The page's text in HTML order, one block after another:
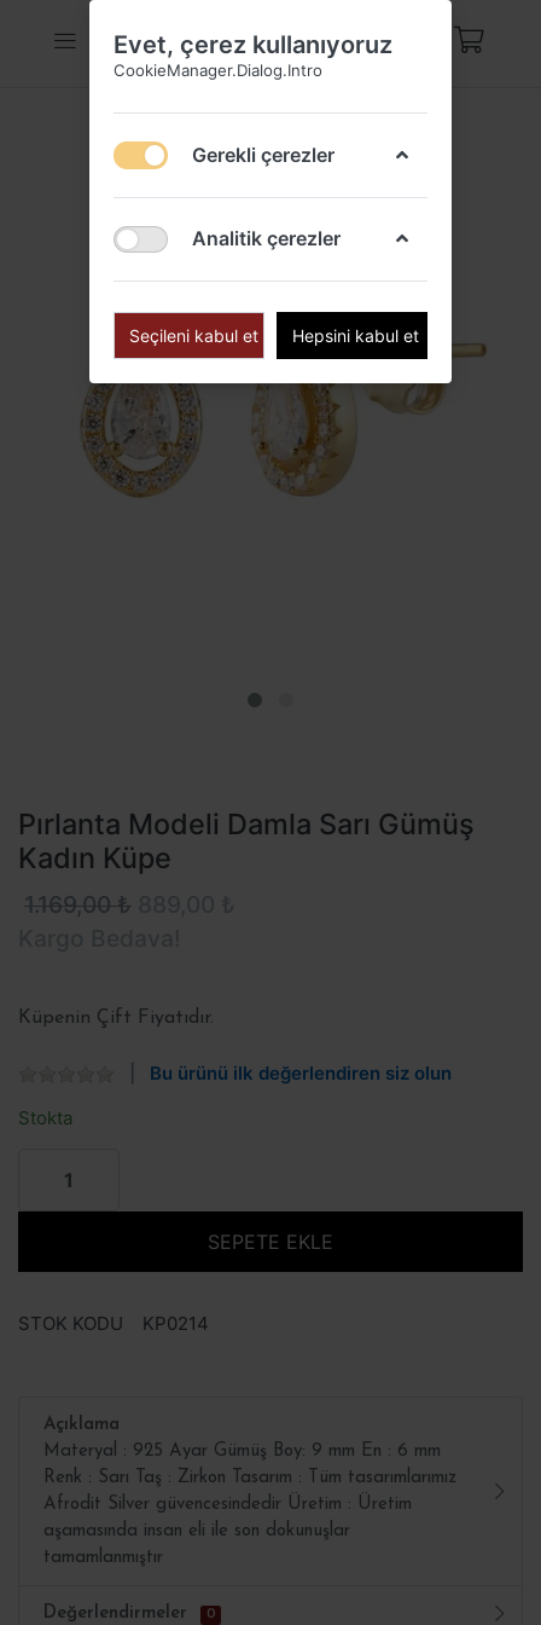
Pırlanta Modeli Damla Sarı Gümüş
Kadın Küpe
1.169,00 ₺
Küpenin Çift Fiyatıdır.
Bu ürünü ilk değerlendiren siz olun
Stokta
SEPETE EKLE
STOK KODU KP0214
Açıklama
Materyal : 925 Ayar Gümüş Boy: 9 mm En : 6 mm
Renk : Sarı Taş : Zirkon Tasarım : Tüm tasarımlarımız
Afrodit Silver güvencesindedir Üretim : Üretim
aşamasında insan eli ile son dokunuşlar
tamamlanmıştır
Değerlendirmeler 0
Evet, çerez kullanıyoruz
CookieManager.Dialog.Intro
Gerekli çerezler
Analitik çerezler
Seçileni kabul et Hepsini kabul et